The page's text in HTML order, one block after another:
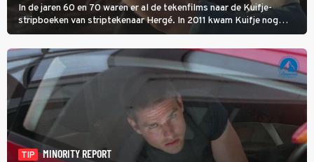
In de jaren 60 en 70 waren er al de tekenfilms naar de Kuifje-
stripboeken van striptekenaar Hergé. In 2011 kwam Kuifje nog
meer tot leven in The Adventures of Tintin van Steven Spielberg.
TIP
MINORITY REPORT